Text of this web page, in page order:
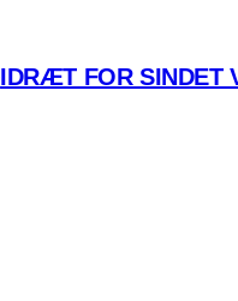
IDRÆT FOR SINDET